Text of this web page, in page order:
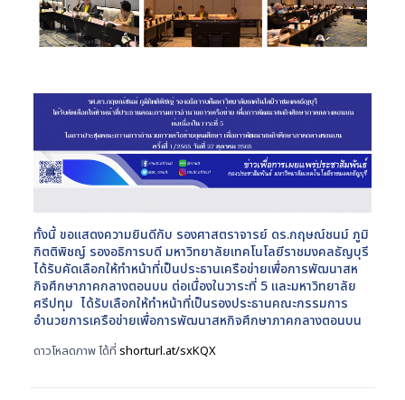
ทั้งนี้ ขอแสดงความยินดีกับ รองศาสตราจารย์ ดร.กฤษณ์ชนม์ ภูมิ
กิตติพิชญ์ รองอธิการบดี มหาวิทยาลัยเทคโนโลยีราชมงคลธัญบุรี
ได้รับคัดเลือกให้ทำหน้าที่เป็นประธานเครือข่ายเพื่อการพัฒนาสห
กิจศึกษาภาคกลางตอนบน ต่อเนื่องในวาระที่ 5 และมหาวิทยาลัย
ศรีปทุม ได้รับเลือกให้ทำหน้าที่เป็นรองประธานคณะกรรมการ
อำนวยการเครือข่ายเพื่อการพัฒนาสหกิจศึกษาภาคกลางตอนบน
ดาวโหลดภาพ ได้ที่ shorturl.at/sxKQX